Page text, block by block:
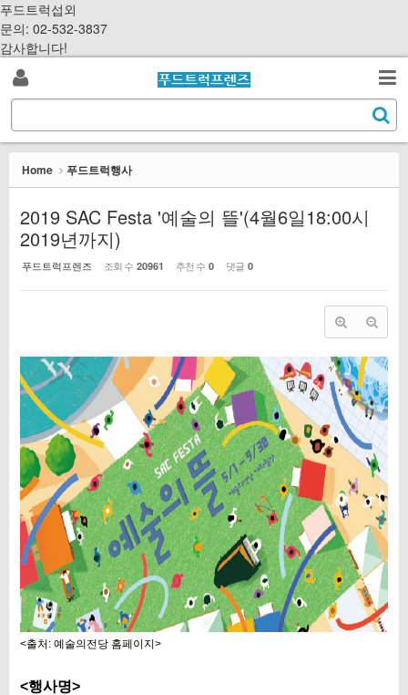
푸드트럭섭외
문의: 02-532-3837
감사합니다!
S
k
i
o
로
인
검
색
e
a
c
Home 푸드트럭행사
2019 SAC Festa '예술의 뜰'(4월6일18:00시
2019년까지)
푸드트럭프렌즈 조회 수 20961 추천 수 0 댓글 0
<출처: 예술의전당 홈페이지>
<행사명>